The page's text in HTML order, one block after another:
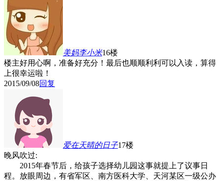
美妈李小米16楼
楼主好用心啊，准备好充分！最后也顺顺利利可以入读，算得
上很幸运啦！
2015/09/08回复
爱在天晴的日子17楼
晚风吹过:
2015年春节后，给孩子选择幼儿园这事就提上了议事日
程。放眼周边，有省军区、南方医科大学、天河某区一级公办